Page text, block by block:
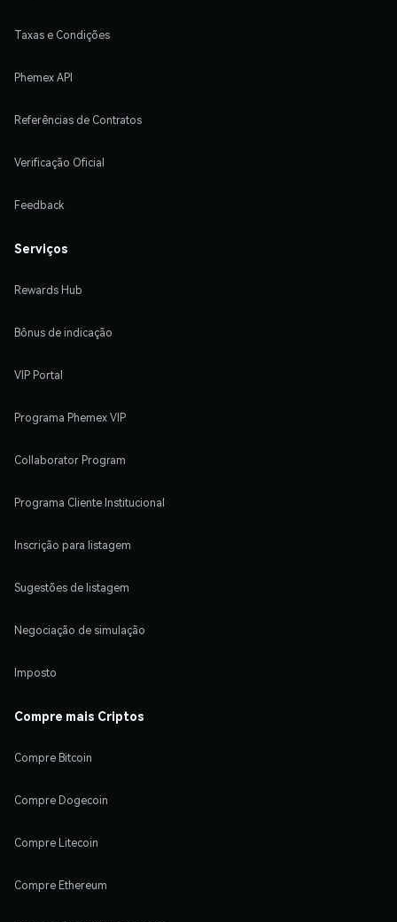
Taxas e Condições
Phemex API
Referências de Contratos
Verificação Oficial
Feedback
Serviços
Rewards Hub
Bônus de indicação
VIP Portal
Programa Phemex VIP
Collaborator Program
Programa Cliente Institucional
Inscrição para listagem
Sugestões de listagem
Negociação de simulação
Imposto
Compre mais Criptos
Compre Bitcoin
Compre Dogecoin
Compre Litecoin
Compre Ethereum